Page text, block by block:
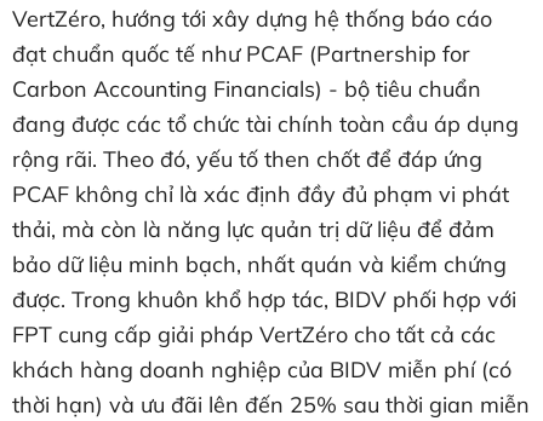
VertZéro, hướng tới xây dựng hệ thống báo cáo
đạt chuẩn quốc tế như PCAF (Partnership for
Carbon Accounting Financials) - bộ tiêu chuẩn
đang được các tổ chức tài chính toàn cầu áp dụng
rộng rãi. Theo đó, yếu tố then chốt để đáp ứng
PCAF không chỉ là xác định đầy đủ phạm vi phát
thải, mà còn là năng lực quản trị dữ liệu để đảm
bảo dữ liệu minh bạch, nhất quán và kiểm chứng
được. Trong khuôn khổ hợp tác, BIDV phối hợp với
FPT cung cấp giải pháp VertZéro cho tất cả các
khách hàng doanh nghiệp của BIDV miễn phí (có
thời hạn) và ưu đãi lên đến 25% sau thời gian miễn